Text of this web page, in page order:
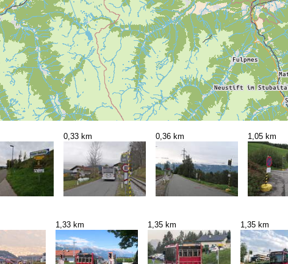
0,33 km 0,36 km 1,05 km
1,33 km 1,35 km 1,35 km